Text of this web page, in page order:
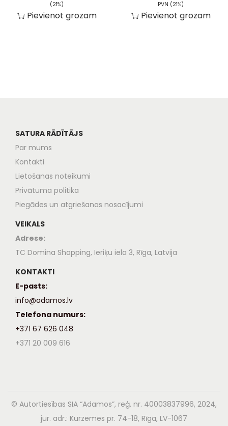
(21%)
Pievienot grozam
PVN (21%)
Pievienot grozam
SATURA RĀDĪTĀJS
Par mums
Kontakti
Lietošanas noteikumi
Privātuma politika
Piegādes un atgriešanas nosacījumi
VEIKALS
Adrese:
TC Domina Shopping, Ieriķu iela 3, Rīga, Latvija
KONTAKTI
E-pasts:
info@adamos.lv
Telefona numurs:
+371 67 626 048
+371 20 009 616
© Autortiesības SIA “Adamos”, reģ. nr. 40003837996, 2024,
jur. adr.: Kurzemes pr. 74-18, Rīga, LV-1067